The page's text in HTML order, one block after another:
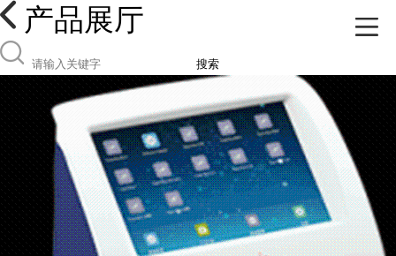
产品展厅
搜索